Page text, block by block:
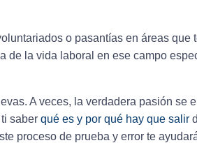
o pasantías en áreas que
de la vida laboral en ese campo
A veces, la verdadera pasión se
saber qué es y por qué hay que salir
proceso de prueba y error te